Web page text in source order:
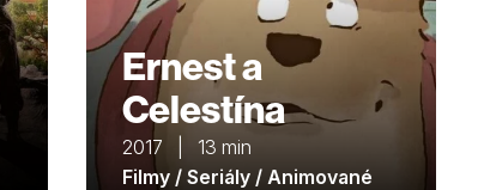
Ernest a
Celestína
2017 | 13 min
Filmy / Seriály / Animované